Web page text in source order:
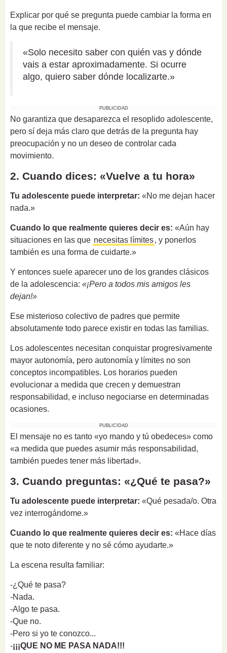
Explicar por qué se pregunta puede cambiar la forma en
la que recibe el mensaje.
«Solo necesito saber con quién vas y dónde
vais a estar aproximadamente. Si ocurre
algo, quiero saber dónde localizarte.»
PUBLICIDAD
No garantiza que desaparezca el resoplido adolescente,
pero sí deja más claro que detrás de la pregunta hay
preocupación y no un deseo de controlar cada
movimiento.
2. Cuando dices: «Vuelve a tu hora»
Tu adolescente puede interpretar: «No me dejan hacer
nada.»
Cuando lo que realmente quieres decir es: «Aún hay
situaciones en las que necesitas límites, y ponerlos
también es una forma de cuidarte.»
Y entonces suele aparecer uno de los grandes clásicos
de la adolescencia: «¡Pero a todos mis amigos les
dejan!»
Ese misterioso colectivo de padres que permite
absolutamente todo parece existir en todas las familias.
Los adolescentes necesitan conquistar progresivamente
mayor autonomía, pero autonomía y límites no son
conceptos incompatibles. Los horarios pueden
evolucionar a medida que crecen y demuestran
responsabilidad, e incluso negociarse en determinadas
ocasiones.
PUBLICIDAD
El mensaje no es tanto «yo mando y tú obedeces» como
«a medida que puedes asumir más responsabilidad,
también puedes tener más libertad».
3. Cuando preguntas: «¿Qué te pasa?»
Tu adolescente puede interpretar: «Qué pesada/o. Otra
vez interrogándome.»
Cuando lo que realmente quieres decir es: «Hace días
que te noto diferente y no sé cómo ayudarte.»
La escena resulta familiar:
-¿Qué te pasa?
-Nada.
-Algo te pasa.
-Que no.
-Pero si yo te conozco...
-¡¡¡QUE NO ME PASA NADA!!!